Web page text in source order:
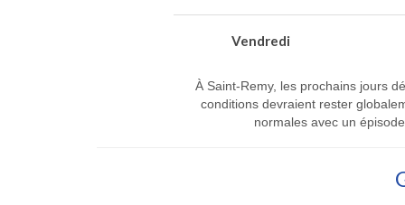
Vendredi
À Saint-Remy, les prochains jours
conditions devraient rester
normales avec un